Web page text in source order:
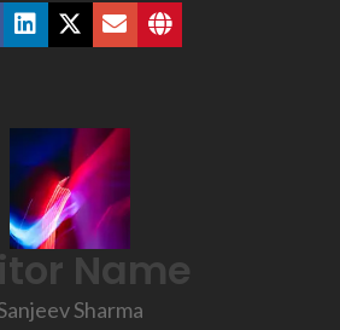
Name
Sharma